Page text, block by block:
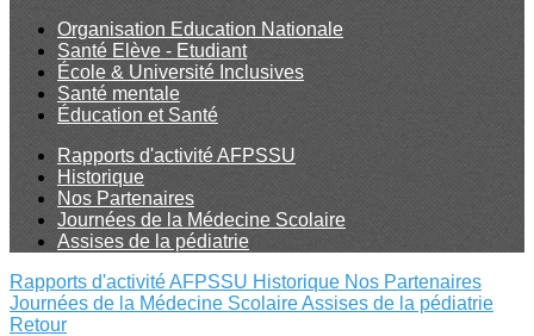
Organisation Education Nationale
Santé Elève - Etudiant
École & Université Inclusives
Santé mentale
Éducation et Santé
Rapports d'activité AFPSSU
Historique
Nos Partenaires
Journées de la Médecine Scolaire
Assises de la pédiatrie
Rapports d'activité AFPSSU Historique Nos Partenaires
Journées de la Médecine ScolaireAssises de la pédiatrie
Retour